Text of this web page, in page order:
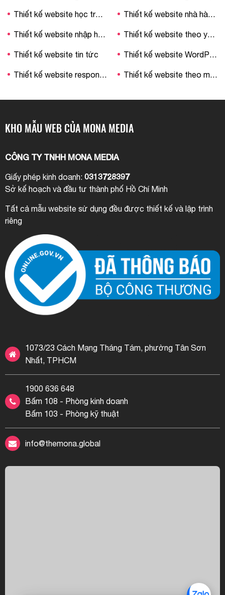
Thiết kế website học trực tuyến Thiết kế website nhà hàng – khách sạn
Thiết kế website nhập hàng Trung Quốc Thiết kế website theo yêu cầu
Thiết kế website tin tức Thiết kế website WordPress
Thiết kế website responsive Thiết kế website theo mẫu
KHO MẪU WEB CỦA MONA MEDIA
CÔNG TY TNHH MONA MEDIA
Giấy phép kinh doanh: 0313728397
Sở kế hoạch và đầu tư thành phố Hồ Chí Minh
Tất cả mẫu website sử dụng đều được thiết kế và lập trình
riêng
1073/23 Cách Mạng Tháng Tám, phường Tân Sơn
Nhất, TPHCM
1900 636 648
Bấm 108 - Phòng kinh doanh
Bấm 103 - Phòng kỹ thuật
info@themona.global